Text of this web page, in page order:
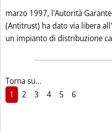
marzo 1997, l'Autorità
(Antitrust) ha dato via libera
un impianto di distribuzione
Torna su...
1
2 3 4 5 6